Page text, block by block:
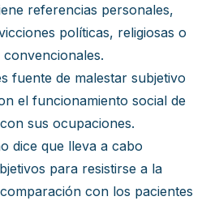
referencias personales,
políticas, religiosas o
fuente de malestar subjetivo
el funcionamiento social de
sus ocupaciones.
dice que lleva a cabo
para resistirse a la
con los pacientes